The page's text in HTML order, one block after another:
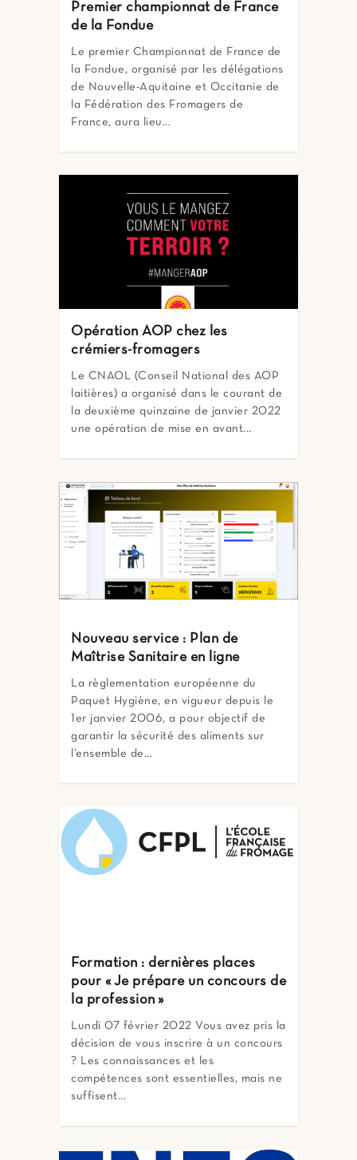
Premier championnat de France
de la Fondue
Le premier Championnat de France de
la Fondue, organisé par les délégations
de Nouvelle-Aquitaine et Occitanie de
la Fédération des Fromagers de
France, aura lieu...
Opération AOP chez les
crémiers-fromagers
Le CNAOL (Conseil National des AOP
laitières) a organisé dans le courant de
la deuxième quinzaine de janvier 2022
une opération de mise en avant...
Nouveau service : Plan de
Maîtrise Sanitaire en ligne
La règlementation européenne du
Paquet Hygiène, en vigueur depuis le
1er janvier 2006, a pour objectif de
garantir la sécurité des aliments sur
l’ensemble de...
Formation : dernières places
pour « Je prépare un concours de
la profession »
Lundi 07 février 2022 Vous avez pris la
décision de vous inscrire à un concours
? Les connaissances et les
compétences sont essentielles, mais ne
suffisent...